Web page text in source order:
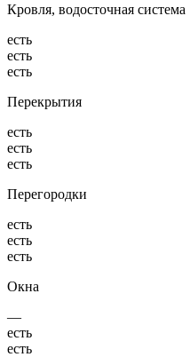
Кровля, водосточная система
есть
есть
есть
Перекрытия
есть
есть
есть
Перегородки
есть
есть
есть
Окна
—
есть
есть